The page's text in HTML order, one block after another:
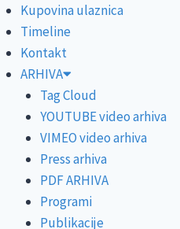
Kupovina ulaznica
Timeline
Kontakt
ARHIVA
Tag Cloud
YOUTUBE video arhiva
VIMEO video arhiva
Press arhiva
PDF ARHIVA
Programi
Publikacije